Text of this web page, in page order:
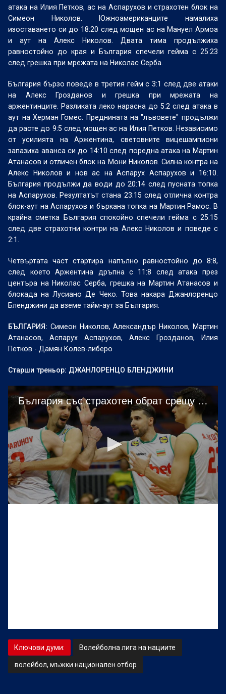
атака на Илия Петков, ас на Аспарухов и страхотен блок на
Симеон Николов. Южноамериканците намалиха
изоставането си до 18:20 след мощен ас на Мануел Армоа
и аут на Алекс Николов. Двата тима продължиха
равностойно до края и България спечели гейма с 25:23
след грешка при мрежата на Николас Серба.
България бързо поведе в третия гейм с 3:1 след две атаки
на Алекс Грозданов и грешка при мрежата на
аржентинците. Разликата леко нарасна до 5:2 след атака в
аут на Херман Гомес. Преднината на "лъвовете" продължи
да расте до 9:5 след мощен ас на Илия Петков. Независимо
от усилията на Аржентина, световните вицешампиони
запазиха аванса си до 14:10 след поредна атака на Мартин
Атанасов и отличен блок на Мони Николов. Силна контра на
Алекс Николов и нов ас на Аспарух Аспарухов и 16:10.
България продължи да води до 20:14 след пусната топка
на Аспарухов. Резултатът стана 23:15 след отлична контра
блок-аут на Аспарухов и бъркана топка на Мартин Рамос. В
крайна сметка България спокойно спечели гейма с 25:15
след две страхотни контри на Алекс Николов и поведе с
2:1.
Четвъртата част стартира напълно равностойно до 8:8,
след което Аржентина дръпна с 11:8 след атака през
центъра на Николас Серба, грешка на Мартин Атанасов и
блокада на Лусиано Де Чеко. Това накара Джанлоренцо
Бленджини да вземе тайм-аут за България.
БЪЛГАРИЯ: Симеон Николов, Александър Николов, Мартин
Атанасов, Аспарух Аспарухов, Алекс Грозданов, Илия
Петков - Дамян Колев-либеро
Старши треньор: ДЖАНЛОРЕНЦО БЛЕНДЖИНИ
Ключови думи: Волейболна лига на нациите
волейбол, мъжки национален отбор